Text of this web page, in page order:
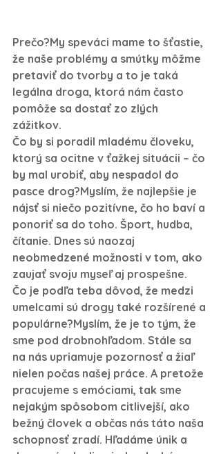
Prečo?My speváci mame to šťastie,
že naše problémy a smútky môžme
pretaviť do tvorby a to je taká
legálna droga, ktorá nám často
pomôže sa dostať zo zlých
zážitkov.
Čo by si poradil mladému človeku,
ktorý sa ocitne v ťažkej situácii – čo
by mal urobiť, aby nespadol do
pasce drog?Myslím, že najlepšie je
nájsť si niečo pozitívne, čo ho baví a
ponoriť sa do toho. Šport, hudba,
čítanie. Dnes sú naozaj
neobmedzené možnosti v tom, ako
zaujať svoju myseľ aj prospešne.
Čo je podľa teba dôvod, že medzi
umelcami sú drogy také rozšírené a
populárne?Myslím, že je to tým, že
sme pod drobnohľadom. Stále sa
na nás upriamuje pozornosť a žiaľ
nielen počas našej práce. A pretože
pracujeme s emóciami, tak sme
nejakým spôsobom citlivejší, ako
bežný človek a občas nás táto naša
schopnosť zradí. Hľadáme únik a